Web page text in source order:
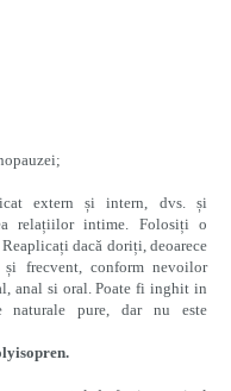
extern și intern, dvs. și
relațiilor intime. Folosiți o
dacă doriți, deoarece
frecvent, conform nevoilor
anal si oral. Poate fi inghit in
naturale pure, dar nu este